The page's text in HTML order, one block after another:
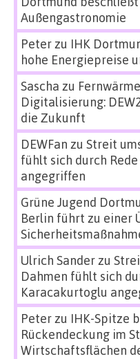
Außengastronomie
Peterzu IHK
hohe Energiepreise
Sascha zu
Digitalisierung:
die Zukunft
DEWFan zu Streit
fühlt sich durch
angegriffen
Grüne Jugend
Berlin führt zu einer
Ulrich Sanderzu
Dahmen fühlt sich
Karacakurtoglu
Peterzu IHK-Spitze
Rückendeckung im
Wirtschaftsflächen